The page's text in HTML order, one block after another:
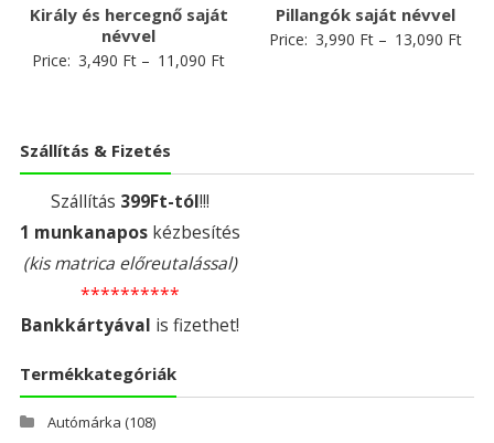
Király és hercegnő saját
névvel
Price: 3,490 Ft – 11,090 Ft
Pillangók saját névvel
Price: 3,990 Ft– 13,090 Ft
Szállítás & Fizetés
Szállítás 399Ft-tól!!!
1 munkanaposkézbesítés
(kis matrica előreutalással)
**********
Bankkártyával is fizethet!
Termékkategóriák
Autómárka (108)